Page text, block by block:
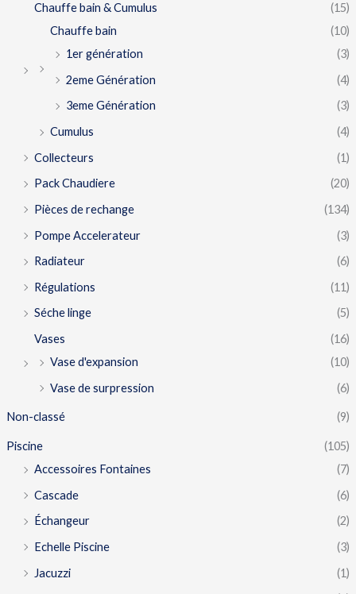
Chauffe bain & Cumulus
(15)
Chauffe bain
(10)
1er génération
(3)
2eme Génération
(4)
3eme Génération
(3)
Cumulus
(4)
Collecteurs
(1)
Pack Chaudiere
(20)
Pièces de rechange
(134)
Pompe Accelerateur
(3)
Radiateur
(6)
Régulations
(11)
Séche linge
(5)
Vases
(16)
Vase d'expansion
(10)
Vase de surpression
(6)
Non-classé (9)
Piscine
(105)
Accessoires Fontaines
(7)
Cascade
(6)
Échangeur
(2)
Echelle Piscine
(3)
Jacuzzi
(1)